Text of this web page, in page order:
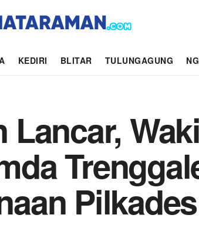
KEDIRI BLITAR TULUNGAGUNG
Lancar,
Pilkades